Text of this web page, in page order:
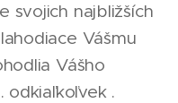
svojich najbližších
Vášmu
Vášho
odkiaľkoľvek .